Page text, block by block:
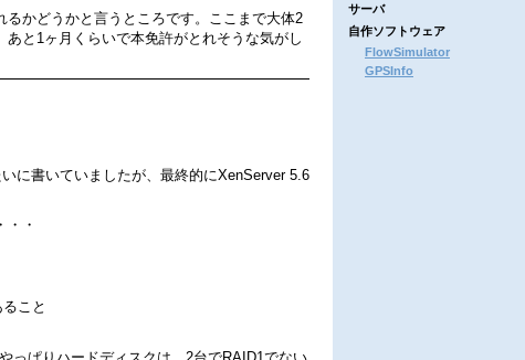
かどうかと言うところです。ここまで大体2
と1ヶ月くらいで本免許がとれそうな気がし
に書いていましたが、最終的にXenServer 5.6
・・
こと
サーバ
自作ソフトウェア
FlowSimulator
GPSInfo